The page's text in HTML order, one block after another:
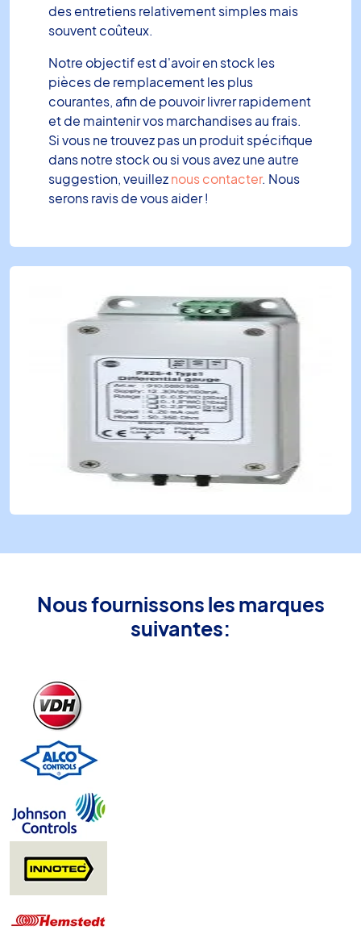
des entretiens relativement simples mais
souvent coûteux.
Notre objectif est d'avoir en stock les
pièces de remplacement les plus
courantes, afin de pouvoir livrer rapidement
et de maintenir vos marchandises au frais.
Si vous ne trouvez pas un produit spécifique
dans notre stock ou si vous avez une autre
suggestion, veuilleznous contacter. Nous
serons ravis de vous aider !
Nous fournissons les marques
suivantes: